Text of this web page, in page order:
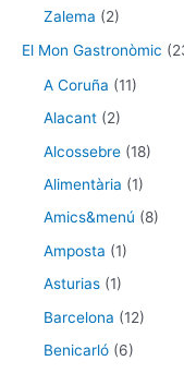
Zalema (2)
El Mon Gastronòmic
A Coruña (11)
Alacant (2)
Alcossebre (18)
Alimentària (1)
Amics&menú (8)
Amposta (1)
Asturias (1)
Barcelona (12)
Benicarló (6)